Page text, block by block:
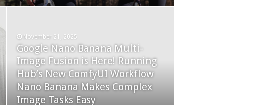
November 21, 2025
Google Nano Banana Multi-
Image Fusion is Here! Running
Hub’s New ComfyUI Workflow
Nano Banana Makes Complex
Image Tasks Easy
September 27, 2025
Tune-Up Checklist: What Noble
Heating & Air Technicians Do
Differently